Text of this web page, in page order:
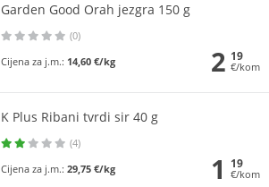
Garden Good Orah jezgra 150 g
(0)
Cijena za j.m.: 14,60 €/kg 2 19
€/kom
K Plus Ribani tvrdi sir 40 g
(4)
Cijena za j.m.: 29,75 €/kg 1 19
€/kom